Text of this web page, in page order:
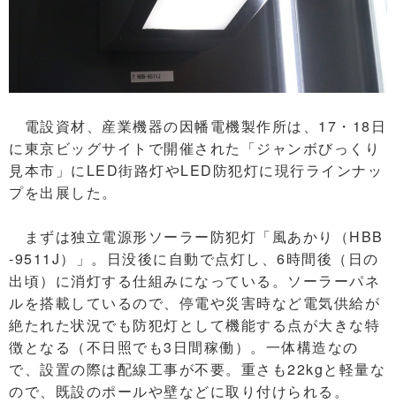
電設資材、産業機器の因幡電機製作所は、17・18日
に東京ビッグサイトで開催された「ジャンボびっくり
見本市」にLED街路灯やLED防犯灯に現行ラインナッ
プを出展した。
まずは独立電源形ソーラー防犯灯「風あかり（HBB
-9511J）」。日没後に自動で点灯し、6時間後（日の
出頃）に消灯する仕組みになっている。ソーラーパネ
ルを搭載しているので、停電や災害時など電気供給が
絶たれた状況でも防犯灯として機能する点が大きな特
徴となる（不日照でも3日間稼働）。一体構造なの
で、設置の際は配線工事が不要。重さも22kgと軽量な
ので、既設のポールや壁などに取り付けられる。